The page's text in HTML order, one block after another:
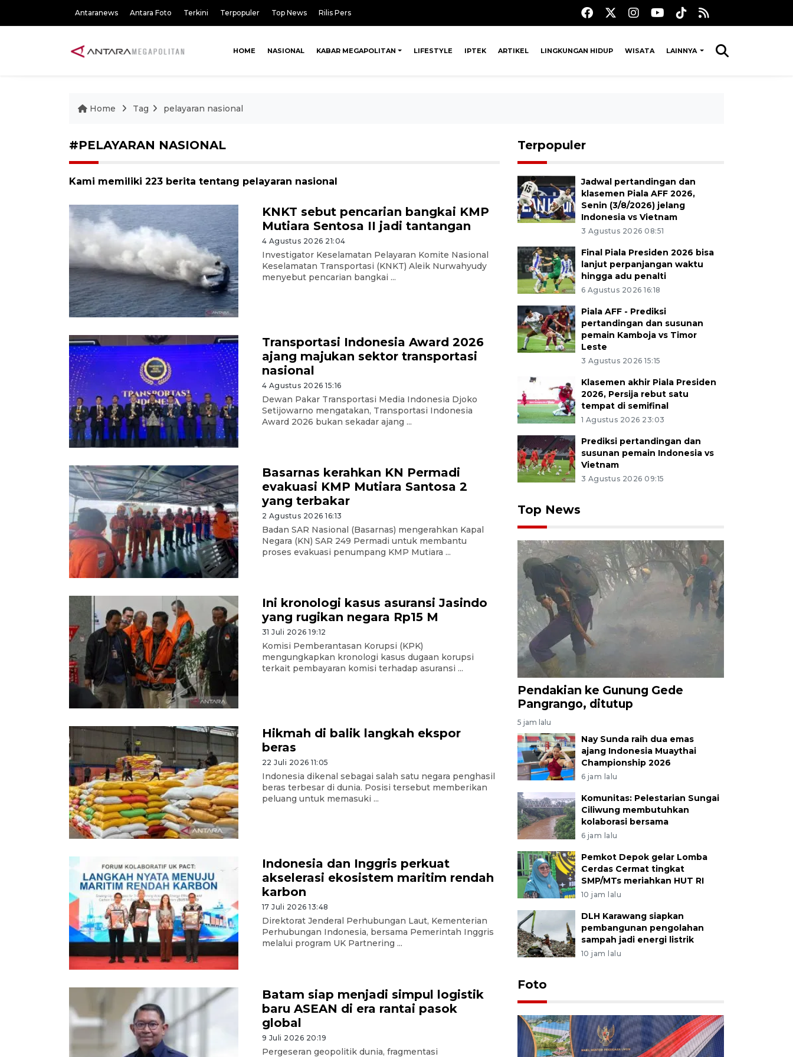
Antaranews Antara Foto Terkini Terpopuler Top News Rilis Pers
HOME NASIONAL KABAR MEGAPOLITAN LIFESTYLE IPTEK ARTIKEL LINGKUNGAN HIDUP WISATA LAINNYA
Home Tag pelayaran nasional
#PELAYARAN NASIONAL
Kami memiliki 223 berita tentang pelayaran nasional
KNKT sebut pencarian bangkai KMP
Mutiara Sentosa II jadi tantangan
4 Agustus 2026 21:04
Investigator Keselamatan Pelayaran Komite Nasional
Keselamatan Transportasi (KNKT) Aleik Nurwahyudy
menyebut pencarian bangkai ...
Transportasi Indonesia Award 2026
ajang majukan sektor transportasi
nasional
4 Agustus 2026 15:16
Dewan Pakar Transportasi Media Indonesia Djoko
Setijowarno mengatakan, Transportasi Indonesia
Award 2026 bukan sekadar ajang ...
Basarnas kerahkan KN Permadi
evakuasi KMP Mutiara Santosa 2
yang terbakar
2 Agustus 2026 16:13
Badan SAR Nasional (Basarnas) mengerahkan Kapal
Negara (KN) SAR 249 Permadi untuk membantu
proses evakuasi penumpang KMP Mutiara ...
Ini kronologi kasus asuransi Jasindo
yang rugikan negara Rp15 M
31 Juli 2026 19:12
Komisi Pemberantasan Korupsi (KPK)
mengungkapkan kronologi kasus dugaan korupsi
terkait pembayaran komisi terhadap asuransi ...
Hikmah di balik langkah ekspor
beras
22 Juli 2026 11:05
Indonesia dikenal sebagai salah satu negara penghasil
beras terbesar di dunia. Posisi tersebut memberikan
peluang untuk memasuki ...
Indonesia dan Inggris perkuat
akselerasi ekosistem maritim rendah
karbon
17 Juli 2026 13:48
Direktorat Jenderal Perhubungan Laut, Kementerian
Perhubungan Indonesia, bersama Pemerintah Inggris
melalui program UK Partnering ...
Batam siap menjadi simpul logistik
baru ASEAN di era rantai pasok
global
9 Juli 2026 20:19
Pergeseran geopolitik dunia, fragmentasi
Terpopuler
Jadwal pertandingan dan
klasemen Piala AFF 2026,
Senin (3/8/2026) jelang
Indonesia vs Vietnam
3 Agustus 2026 08:51
Final Piala Presiden 2026 bisa
lanjut perpanjangan waktu
hingga adu penalti
6 Agustus 2026 16:18
Piala AFF - Prediksi
pertandingan dan susunan
pemain Kamboja vs Timor
Leste
3 Agustus 2026 15:15
Klasemen akhir Piala Presiden
2026, Persija rebut satu
tempat di semifinal
1 Agustus 2026 23:03
Prediksi pertandingan dan
susunan pemain Indonesia vs
Vietnam
3 Agustus 2026 09:15
Top News
Pendakian ke Gunung Gede
Pangrango, ditutup
5 jam lalu
Nay Sunda raih dua emas
ajang Indonesia Muaythai
Championship 2026
6 jam lalu
Komunitas: Pelestarian Sungai
Ciliwung membutuhkan
kolaborasi bersama
6 jam lalu
Pemkot Depok gelar Lomba
Cerdas Cermat tingkat
SMP/MTs meriahkan HUT RI
10 jam lalu
DLH Karawang siapkan
pembangunan pengolahan
sampah jadi energi listrik
10 jam lalu
Foto